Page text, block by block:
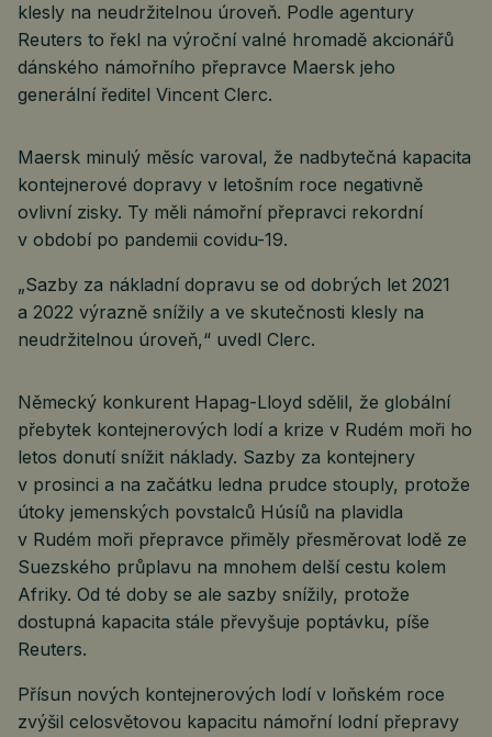
klesly na neudržitelnou úroveň. Podle agentury
Reuters to řekl na výroční valné hromadě akcionářů
dánského námořního přepravce Maersk jeho
generální ředitel Vincent Clerc.
Maersk minulý měsíc varoval, že nadbytečná kapacita
kontejnerové dopravy v letošním roce negativně
ovlivní zisky. Ty měli námořní přepravci rekordní
v období po pandemii covidu-19.
„Sazby za nákladní dopravu se od dobrých let 2021
a 2022 výrazně snížily a ve skutečnosti klesly na
neudržitelnou úroveň,“ uvedl Clerc.
Německý konkurent Hapag-Lloyd sdělil, že globální
přebytek kontejnerových lodí a krize v Rudém moři ho
letos donutí snížit náklady. Sazby za kontejnery
v prosinci a na začátku ledna prudce stouply, protože
útoky jemenských povstalců Húsíů na plavidla
v Rudém moři přepravce přiměly přesměrovat lodě ze
Suezského průplavu na mnohem delší cestu kolem
Afriky. Od té doby se ale sazby snížily, protože
dostupná kapacita stále převyšuje poptávku, píše
Reuters.
Přísun nových kontejnerových lodí v loňském roce
zvýšil celosvětovou kapacitu námořní lodní přepravy